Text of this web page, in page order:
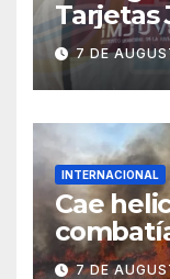
Tarjetas
7 DE
INTERNACIONAL
Cae
en Utah
7 DE